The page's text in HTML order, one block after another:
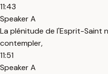
11:43
Speaker A
La plénitude de l'Esprit-Saint
contempler,
11:51
Speaker A